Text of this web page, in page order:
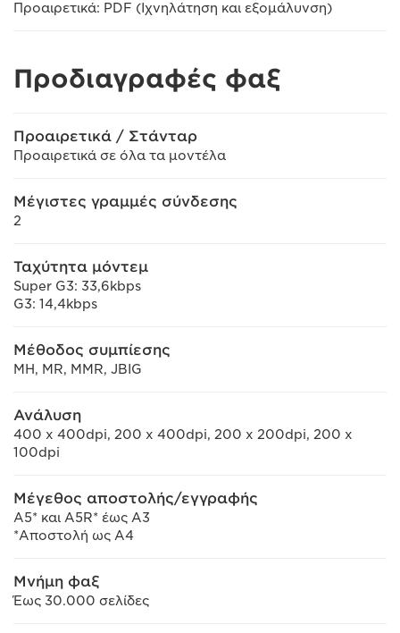
Προαιρετικά: PDF (Ιχνηλάτηση και εξομάλυνση)
Προδιαγραφές φαξ
Προαιρετικά / Στάνταρ
Προαιρετικά σε όλα τα μοντέλα
Μέγιστες γραμμές σύνδεσης
2
Ταχύτητα μόντεμ
Super G3: 33,6kbps
G3: 14,4kbps
Μέθοδος συμπίεσης
MH, MR, MMR, JBIG
Ανάλυση
400 x 400dpi, 200 x 400dpi, 200 x 200dpi, 200 x
100dpi
Μέγεθος αποστολής/εγγραφής
A5* και A5R* έως A3
*Αποστολή ως A4
Μνήμη φαξ
Έως 30.000 σελίδες